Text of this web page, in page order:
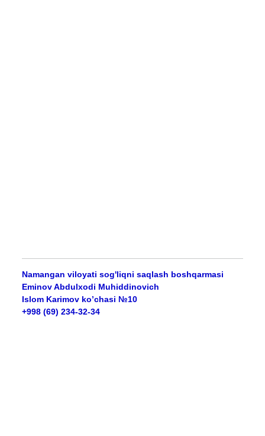
Namangan viloyati sog'liqni saqlash boshqarmasi
Eminov Abdulxodi Muhiddinovich
Islom Karimov ko’chasi №10
+998 (69) 234-32-34